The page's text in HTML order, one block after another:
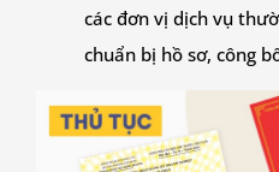
các đơn vị dịch vụ
chuẩn bị hồ sơ, công